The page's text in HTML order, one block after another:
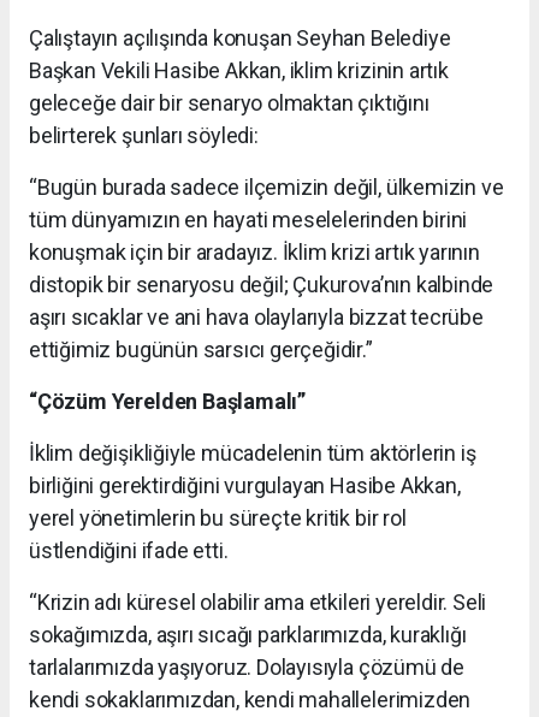
Çalıştayın açılışında konuşan Seyhan Belediye
Başkan Vekili Hasibe Akkan, iklim krizinin artık
geleceğe dair bir senaryo olmaktan çıktığını
belirterek şunları söyledi:
“Bugün burada sadece ilçemizin değil, ülkemizin ve
tüm dünyamızın en hayati meselelerinden birini
konuşmak için bir aradayız. İklim krizi artık yarının
distopik bir senaryosu değil; Çukurova’nın kalbinde
aşırı sıcaklar ve ani hava olaylarıyla bizzat tecrübe
ettiğimiz bugünün sarsıcı gerçeğidir.”
“Çözüm Yerelden Başlamalı”
İklim değişikliğiyle mücadelenin tüm aktörlerin iş
birliğini gerektirdiğini vurgulayan Hasibe Akkan,
yerel yönetimlerin bu süreçte kritik bir rol
üstlendiğini ifade etti.
“Krizin adı küresel olabilir ama etkileri yereldir. Seli
sokağımızda, aşırı sıcağı parklarımızda, kuraklığı
tarlalarımızda yaşıyoruz. Dolayısıyla çözümü de
kendi sokaklarımızdan, kendi mahallelerimizden